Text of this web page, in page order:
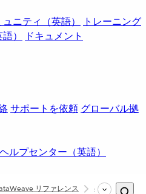
ュニティ（英語）
トレーニング
）
ドキュメント
サポートを依頼 グローバル拠
ヘルプセンター（英語）
リファレンス